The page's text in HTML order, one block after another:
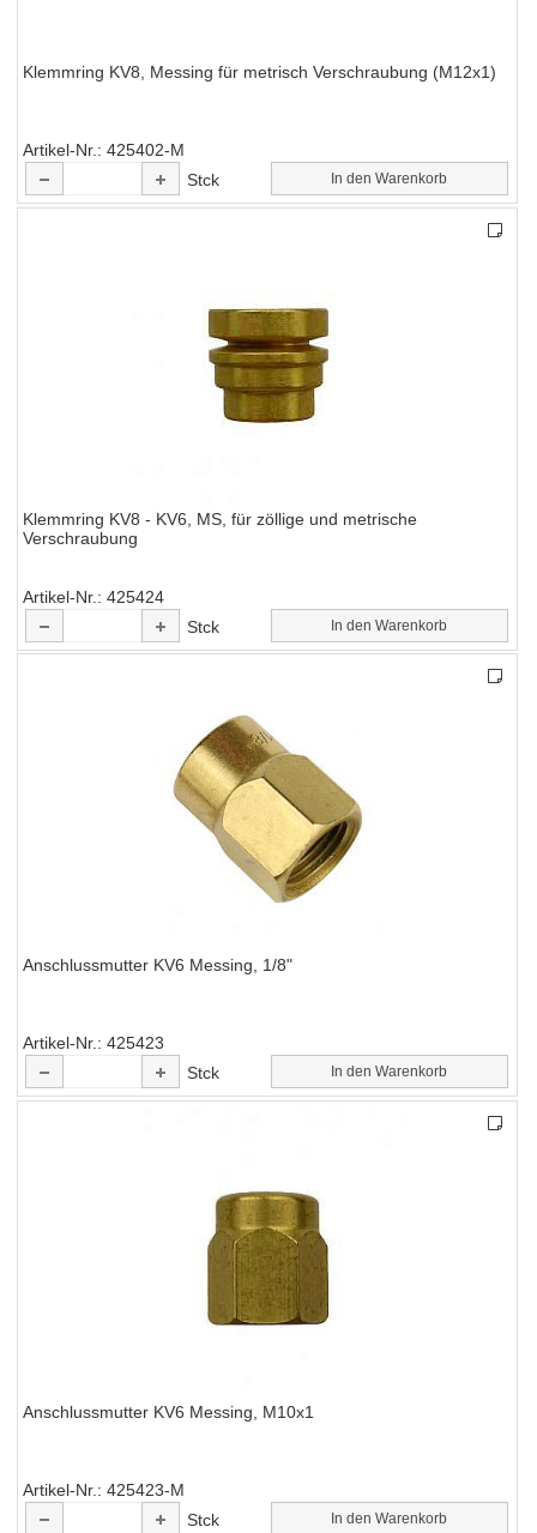
Klemmring KV8, Messing für metrisch Verschraubung (M12x1)
Artikel-Nr. 425402-M
Stck
In den Warenkorb
Klemmring KV8 - KV6, MS, für zöllige und metrische
Verschraubung
Artikel-Nr.
425424
Stck
In den Warenkorb
Anschlussmutter KV6 Messing, 1/8"
Artikel-Nr. 425423
Stck
In den Warenkorb
Anschlussmutter KV6 Messing, M10x1
Artikel-Nr.
425423-M
Stck
In den Warenkorb